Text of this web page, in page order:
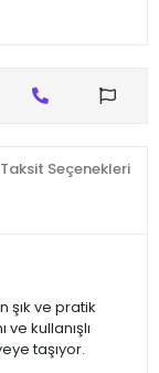
Taksit Seçenekleri
şık ve pratik
ve kullanışlı
taşıyor.